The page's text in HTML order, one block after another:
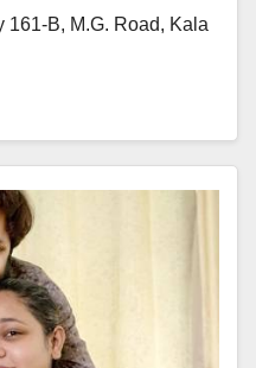
161-B, M.G. Road, Kala